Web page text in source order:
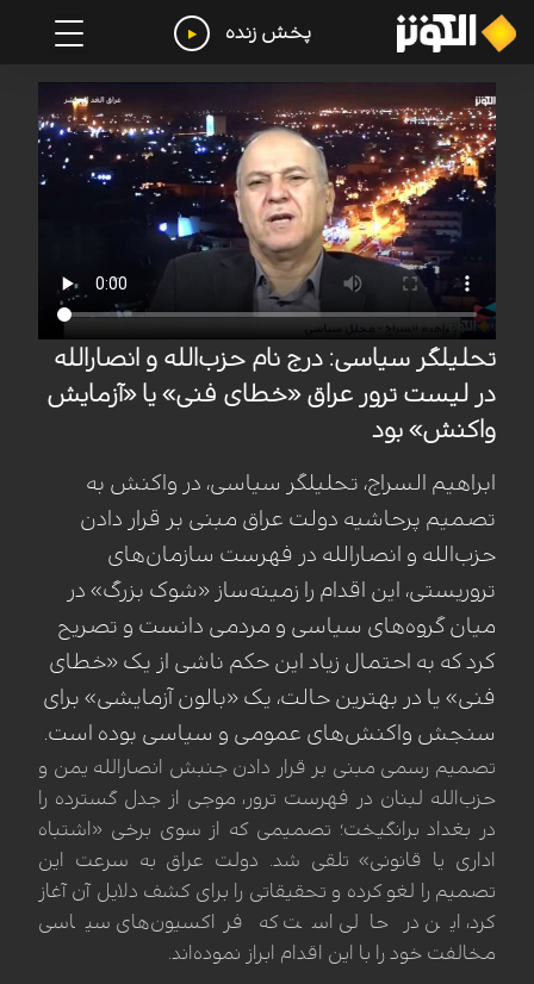
پخش زنده
تحلیلگر سیاسی: درج نام حزب‌الله و انصارالله
در لیست ترور عراق «خطای فنی» یا «آزمایش
واکنش» بود
ابراهیم السراج، تحلیلگر سیاسی، در واکنش به
تصمیم پرحاشیه دولت عراق مبنی بر قرار دادن
حزب‌الله و انصارالله در فهرست سازمان‌های
تروریستی، این اقدام را زمینه‌ساز «شوک بزرگ» در
میان گروه‌های سیاسی و مردمی دانست و تصریح
کرد که به احتمال زیاد این حکم ناشی از یک «خطای
فنی» یا در بهترین حالت، یک «بالون آزمایشی» برای
سنجش واکنش‌های عمومی و سیاسی بوده است.
تصمیم رسمی مبنی بر قرار دادن جنبش انصارالله یمن و
حزب‌الله لبنان در فهرست ترور، موجی از جدل گسترده را
در بغداد برانگیخت؛ تصمیمی که از سوی برخی «اشتباه
اداری یا قانونی» تلقی شد. دولت عراق به سرعت این
تصمیم را لغو کرده و تحقیقاتی را برای کشف دلایل آن آغاز
کرد، این در حالی است که فراکسیون‌های سیاسی
مخالفت خود را با این اقدام ابراز نموده‌اند.